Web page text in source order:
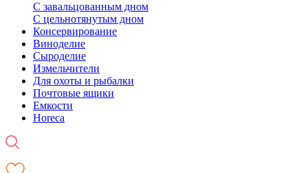
С завальцованным дном
С цельнотянутым дном
Консервирование
Виноделие
Сыроделие
Измельчители
Для охоты и рыбалки
Почтовые ящики
Емкости
Horeca